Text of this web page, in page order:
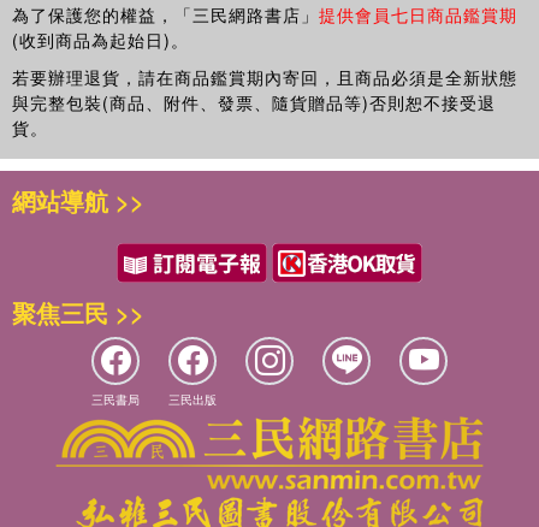
──柏頓．墨基爾，
《漫步華爾街》作者
推薦序
學習經濟有沒有比較經濟的方法？
劉瑞華
工作，難免有些依依不捨。回顧自己當初考完大學聯招填寫志
願的時候，其實完全不知道經濟學要學什麼，印象中只從報紙
上看到過石油危機、物價上漲之類，被指為經濟問題的詞彙。
我就在填上志願順序的那一刻，竟然就決定了自己接下來大半
生的學業、職業，乃至生活。
進入大學開始學習經濟學之後，我唸得並不順利，很大的原因
是那些邊際效用、需求曲線，完全競爭市場等等名詞和我以為
的經濟問題看起來沒什麼關係。好在我熬過了那段疑惑、困擾
的階段，最後還讓我甘願後來大半輩子追求與傳授經濟學的知
識。當我教書的時候，經常用自己的例子鼓勵學生，安慰學習
賽伊，告訴我這不是真的！
深入就業的培養皿
薪資
自然失業率
深入解析
未來的就業市場
本章摘要
火與冰：通膨與通縮都會危害經濟健康
從香菸到阿茲特克人
都是貨幣供給的錯
故事的另一面：注意缺口和你的心思
比通膨更糟
人民的選擇
深入解析
本章摘要
【第6章 全球化與貿易】
無論我們是否準備好，全球化的賽局已經展開
元，當年的支出就會增加4美分。相反地，當房價和股價下跌時，
消費者便會減少支出，經濟就會疲軟。
此外，消費者支出也會受消費信心的短暫影響。消費者愈是擔心未
來的發展，便愈會減少支出。這聽起來很明顯，對吧？不過有時這
種顯而易見的結論反倒是錯的。美國經濟諮商會（The Conference
好的指標。因為2001年9月11日的恐怖攻擊事件，雖然曾嚴重打擊
方案時，消費者又紛紛跳出來買車。
消費支出是經濟的「定海神針」，雖然此數值非常大，不過除了房
屋和汽車等金額較高的支出項目外，不會每季大幅波動。勞工薪資
和社會保險給付相當穩定，消費者會嘗試每個月花同樣的金額在食
品雜貨、教育和醫療保險費上。
雖然住房屬於消費支出，但和其他的消費支出項目大不相同。住房
占GDP的比例其實很小，卻向來波動最劇烈。長期而言，住房受人
口結構的影響，如人口數、家庭大小、移民、度假用的別墅需求。
但因為買房是很大的支出，而且對利率非常敏感，所以當利率上揚
或消費者失業時，首先選擇
為了保護您的權益，「三民網路書店」 提供會員七日商品鑑賞期
(收到商品為起始日)。
若要辦理退貨，請在商品鑑賞期內寄回，且商品必須是全新狀態
與完整包裝(商品、附件、發票、隨貨贈品等)否則恕不接受退
貨。
網站導航 >>
聚焦三民 >>
三民書局 三民出版